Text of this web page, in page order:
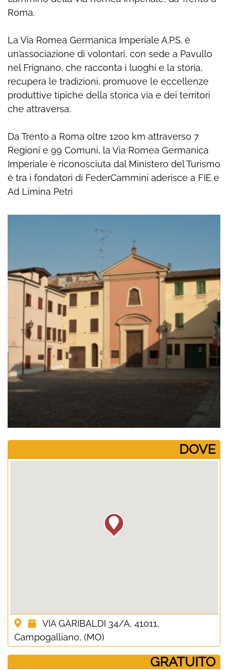
Roma.
La Via Romea Germanica Imperiale A.P.S. è
un’associazione di volontari, con sede a Pavullo
nel Frignano, che racconta i luoghi e la storia,
recupera le tradizioni, promuove le eccellenze
produttive tipiche della storica via e dei territori
che attraversa.
Da Trento a Roma oltre 1200 km attraverso 7
Regioni e 99 Comuni, la Via Romea Germanica
Imperiale è riconosciuta dal Ministero del Turismo
è tra i fondatori di FederCammini aderisce a FIE e
Ad Limina Petri
­DOVE
VIA GARIBALDI 34/A, 41011,
Campogalliano, (MO)
­ GRATUITO